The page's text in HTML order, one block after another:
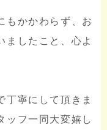
もかかわらず、お
ましたこと、心よ
丁寧にして頂きま
ッフ一同大変嬉し